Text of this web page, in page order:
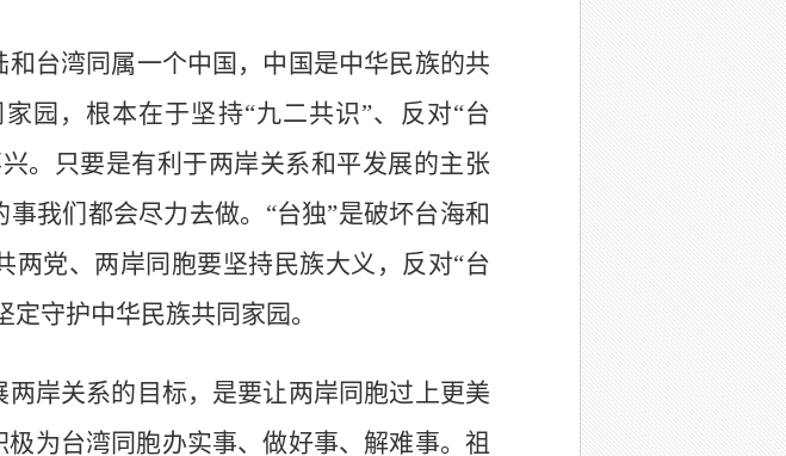
台湾同属一个中国，中国是中华民族的共
园，根本在于坚持“九二共识”、反对“台
。只要是有利于两岸关系和平发展的主张
我们都会尽力去做。“台独”是破坏台海和
党、两岸同胞要坚持民族大义，反对“台
守护中华民族共同家园。
岸关系的目标，是要让两岸同胞过上更美
为台湾同胞办实事、做好事、解难事。祖